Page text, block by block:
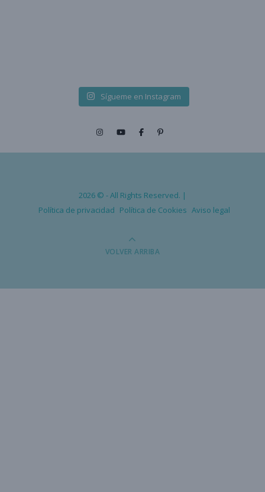
Sígueme en Instagram
2026 © - All Rights Reserved. |
Política de privacidad Política de Cookies Aviso legal
VOLVER ARRIBA